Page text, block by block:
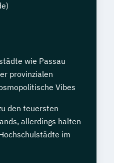
wie Passau
provinzialen
Vibes
den teuersten
allerdings halten
im